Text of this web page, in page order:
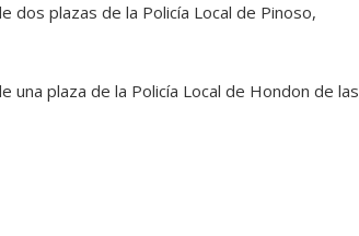
dos plazas de la Policía Local de Pinoso,
plaza de la Policía Local de Hondon de las